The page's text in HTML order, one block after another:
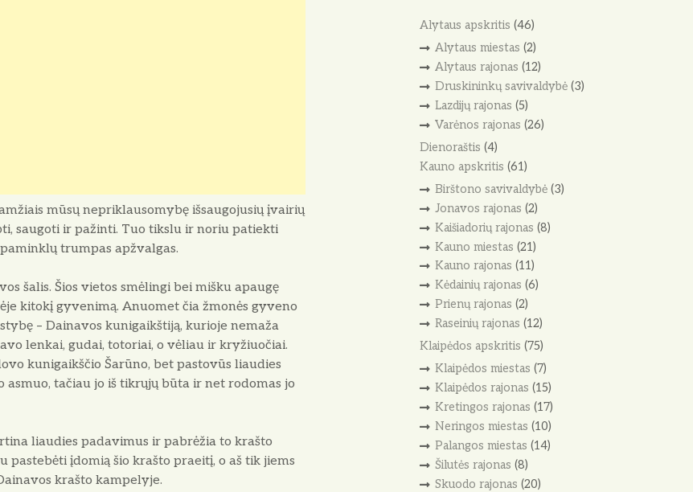
mūsų nepriklausomybę išsaugojusių įvairių
saugoti ir pažinti. Tuo tikslu ir noriu patiekti
trumpas apžvalgas.
šalis. Šios vietos smėlingi bei mišku apaugę
kitokį gyvenimą. Anuomet čia žmonės gyveno
– Dainavos kunigaikštiją, kurioje nemaža
lenkai, gudai, totoriai, o vėliau ir kryžiuočiai.
kunigaikščio Šarūno, bet pastovūs liaudies
tačiau jo iš tikrųjų būta ir net rodomas jo
liaudies padavimus ir pabrėžia to krašto
įdomią šio krašto praeitį, o aš tik jiems
krašto kampelyje.
Alytaus apskritis (46)
Alytaus miestas (2)
Alytaus rajonas (12)
Druskininkų savivaldybė(3)
Lazdijų rajonas (5)
Varėnos rajonas (26)
Dienoraštis (4)
Kauno apskritis (61)
Birštono savivaldybė(3)
Jonavos rajonas (2)
Kaišiadorių rajonas (8)
Kauno miestas (21)
Kauno rajonas (11)
Kėdainių rajonas (6)
Prienų rajonas (2)
Raseinių rajonas (12)
Klaipėdos apskritis (75)
Klaipėdos miestas (7)
Klaipėdos rajonas (15)
Kretingos rajonas (17)
Neringos miestas (10)
Palangos miestas (14)
Šilutės rajonas (8)
Skuodo rajonas (20)